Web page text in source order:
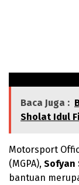
Baca Juga :
Sholat Idul
Motorsport
(MGPA), Sofyan
bantuan